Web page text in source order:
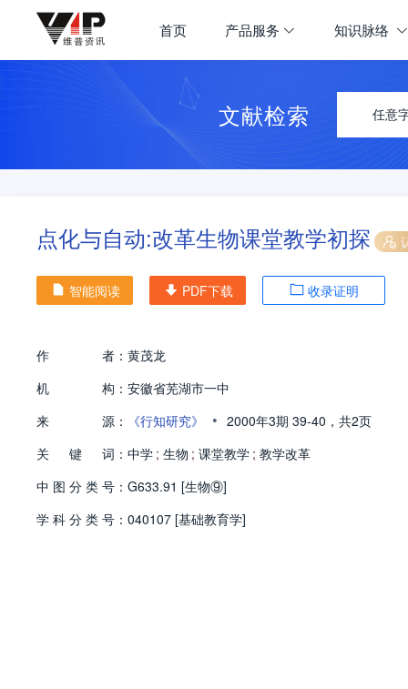
首页 产品服务 知识脉络
文献检索 任意
点化与自动:改革生物课堂教学初探
智能阅读 PDF下载 收录证明
作 者： 黄茂龙
机
构： 安徽省芜湖市一中
来
源： 《行知研究》 • 2000年3期 39-40， 共2页
关
键 词： 中学 ; 生物 ; 课堂教学 ; 教学改革
中 图 分 类 号： G633.91 [生物⑨]
学 科 分 类 号： 040107 [基础教育学]